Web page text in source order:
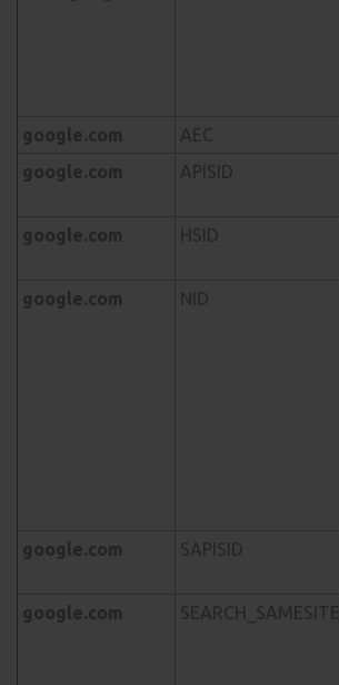
google.com
AEC
google.com
APISID
google.com HSID
google.com NID
google.com
SAPISID
google.com SEARCH_SAMESITE